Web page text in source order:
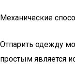
Механические
Отпарить одежду
простым является